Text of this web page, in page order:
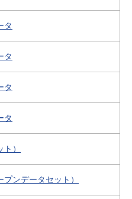
タ
タ
タ
タ
）
ンデータセット）